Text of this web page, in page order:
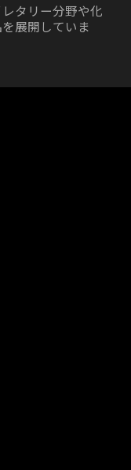
タリー分野や化
展開していま